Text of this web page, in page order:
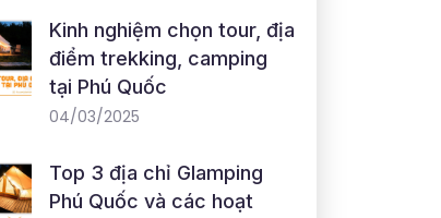
Kinh nghiệm chọn tour, địa
điểm trekking, camping
tại Phú Quốc
04/03/2025
Top 3 địa chỉ Glamping
Phú Quốc và các hoạt